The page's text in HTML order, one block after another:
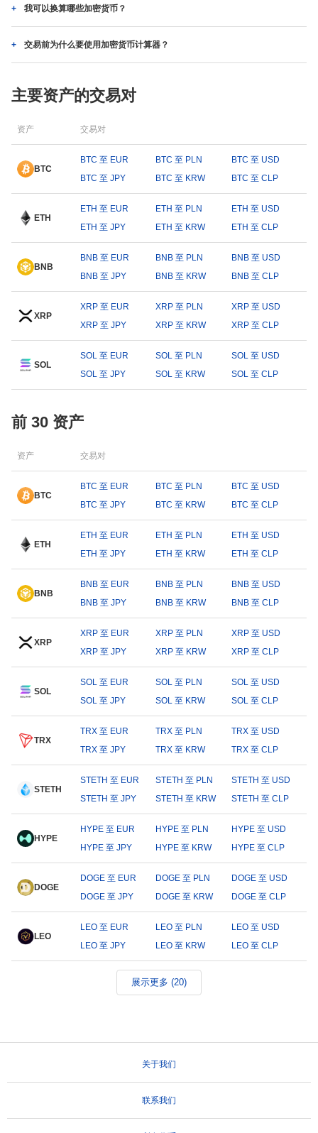
我可以换算哪些加密货币？
交易前为什么要使用加密货币计算器？
主要资产的交易对
资产 交易对
BTC
BTC 至 EUR BTC 至 PLN
BTC 至 USD
BTC 至 JPY
BTC 至 KRW BTC 至 CLP
ETH
ETH 至 EUR ETH 至 PLN
ETH 至 USD
ETH 至 JPY
ETH 至 KRW ETH 至 CLP
BNB
BNB 至 EUR BNB 至 PLN
BNB 至 USD
BNB 至 JPY
BNB 至 KRW BNB 至 CLP
XRP
XRP 至 EUR XRP 至 PLN
XRP 至 USD
XRP 至 JPY
XRP 至 KRW XRP 至 CLP
SOL
SOL 至 EUR SOL 至 PLN
SOL 至 USD
SOL 至 JPY
SOL 至 KRW SOL 至 CLP
前 30 资产
资产 交易对
BTC
BTC 至 EUR BTC 至 PLN
BTC 至 USD
BTC 至 JPY
BTC 至 KRW BTC 至 CLP
ETH
ETH 至 EUR ETH 至 PLN
ETH 至 USD
ETH 至 JPY
ETH 至 KRW ETH 至 CLP
BNB
BNB 至 EUR BNB 至 PLN
BNB 至 USD
BNB 至 JPY
BNB 至 KRW BNB 至 CLP
XRP
XRP 至 EUR XRP 至 PLN
XRP 至 USD
XRP 至 JPY
XRP 至 KRW XRP 至 CLP
SOL
SOL 至 EUR SOL 至 PLN
SOL 至 USD
SOL 至 JPY
SOL 至 KRW SOL 至 CLP
TRX
TRX 至 EUR TRX 至 PLN
TRX 至 USD
TRX 至 JPY
TRX 至 KRW TRX 至 CLP
STETH
STETH 至 EUR STETH 至 PLN
STETH 至 USD
STETH 至 JPY
STETH 至 KRW STETH 至 CLP
HYPE
HYPE 至 EUR HYPE 至 PLN
HYPE 至 USD
HYPE 至 JPY
HYPE 至 KRW HYPE 至 CLP
DOGE
DOGE 至 EUR DOGE 至 PLN
DOGE 至 USD
DOGE 至 JPY
DOGE 至 KRW DOGE 至 CLP
LEO
LEO 至 EUR LEO 至 PLN
LEO 至 USD
LEO 至 JPY
LEO 至 KRW LEO 至 CLP
展示更多 (20)
关于我们
联系我们